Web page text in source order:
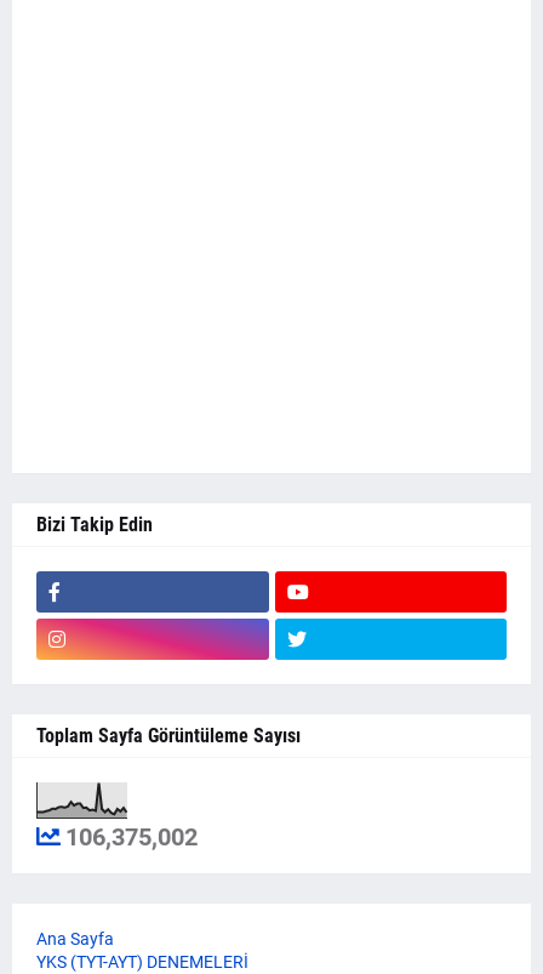
Bizi Takip Edin
Toplam Sayfa Görüntüleme Sayısı
106,375,002
Ana Sayfa
YKS (TYT-AYT) DENEMELERİ